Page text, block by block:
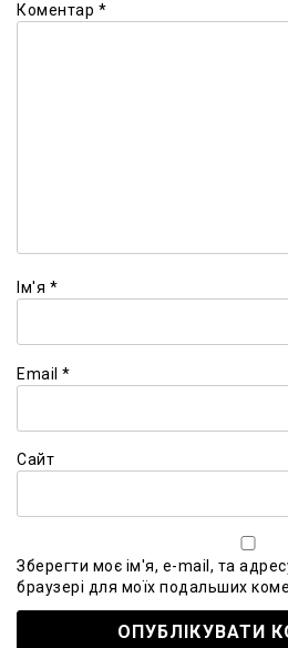
Коментар *
Ім'я *
Email *
Сайт
Зберегти моє ім'я, e-mail, та
браузері для моїх подальших